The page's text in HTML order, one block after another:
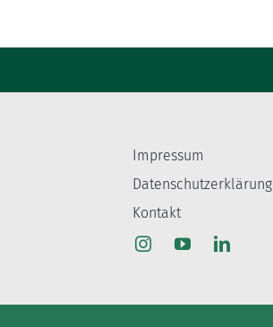
Impressum
Datenschutzerklärung
Kontakt